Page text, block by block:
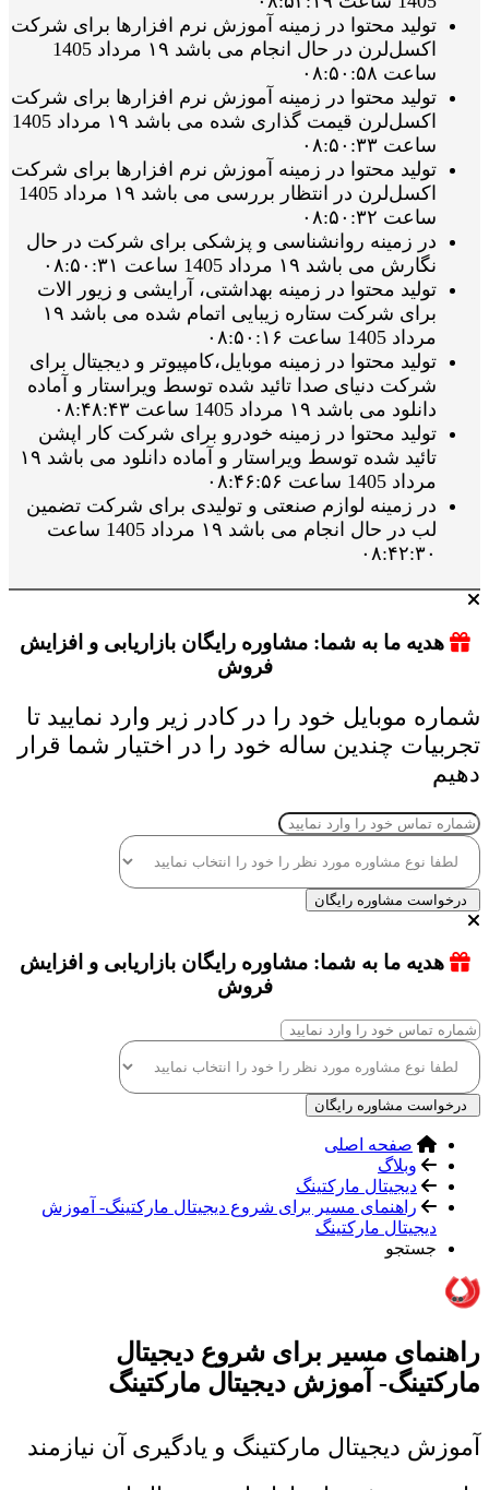
تولید محتوا در زمینه آموزش نرم افزارها برای شرکت
اکسل‌لرن در حال انجام می باشد ۱۹ مرداد 1405
ساعت ۰۸:۵۰:۵۸
تولید محتوا در زمینه آموزش نرم افزارها برای شرکت
اکسل‌لرن قیمت گذاری شده می باشد ۱۹ مرداد 1405
ساعت ۰۸:۵۰:۳۳
تولید محتوا در زمینه آموزش نرم افزارها برای شرکت
اکسل‌لرن در انتظار بررسی می باشد ۱۹ مرداد 1405
ساعت ۰۸:۵۰:۳۲
در زمینه روانشناسی و پزشکی برای شرکت در حال
نگارش می باشد ۱۹ مرداد 1405 ساعت ۰۸:۵۰:۳۱
تولید محتوا در زمینه بهداشتی، آرایشی و زیور الات
برای شرکت ستاره زیبایی اتمام شده می باشد ۱۹
مرداد 1405 ساعت ۰۸:۵۰:۱۶
تولید محتوا در زمینه موبایل،کامپیوتر و دیجیتال برای
شرکت دنیای صدا تائید شده توسط ویراستار و آماده
دانلود می باشد ۱۹ مرداد 1405 ساعت ۰۸:۴۸:۴۳
تولید محتوا در زمینه خودرو برای شرکت کار اپشن
تائید شده توسط ویراستار و آماده دانلود می باشد ۱۹
مرداد 1405 ساعت ۰۸:۴۶:۵۶
در زمینه لوازم صنعتی و تولیدی برای شرکت تضمین
لب در حال انجام می باشد ۱۹ مرداد 1405 ساعت
۰۸:۴۲:۳۰
هدیه ما به شما: مشاوره رایگان بازاریابی و افزایش
فروش
شماره موبایل خود را در کادر زیر وارد نمایید تا
تجربیات چندین ساله خود را در اختیار شما قرار
دهیم
درخواست مشاوره رایگان
هدیه ما به شما: مشاوره رایگان بازاریابی و افزایش
فروش
درخواست مشاوره رایگان
صفحه اصلی
وبلاگ
دیجیتال مارکتینگ
راهنمای مسیر برای شروع دیجیتال مارکتینگ- آموزش
دیجیتال مارکتینگ
جستجو
راهنمای مسیر برای شروع دیجیتال
مارکتینگ- آموزش دیجیتال مارکتینگ
آموزش دیجیتال مارکتینگ و یادگیری آن نیازمند